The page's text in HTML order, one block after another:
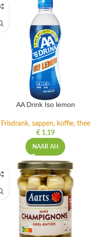
AA Drink Iso lemon
Frisdrank, sappen, koffie, thee
€1,19
NAAR AH